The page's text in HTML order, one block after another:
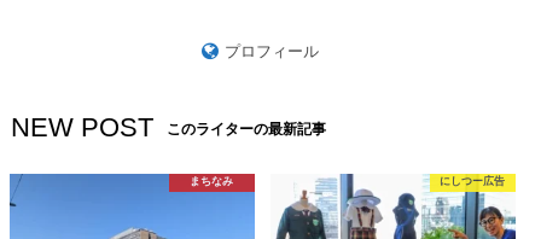
プロフィール
NEW POST このライターの最新記事
まちなみ にしつー広告